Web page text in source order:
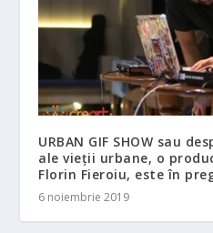
URBAN GIF SHOW sau
ale vieții urbane, o
Florin Fieroiu, este în
6 noiembrie 2019